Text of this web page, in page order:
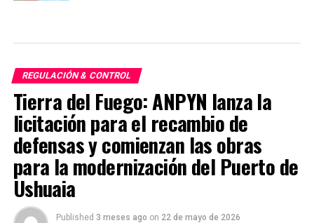
REGULACIÓN & CONTROL
Tierra del Fuego: ANPYN lanza la
licitación para el recambio de
defensas y comienzan las obras
para la modernización del Puerto de
Ushuaia
Published 3 meses ago on 22 de mayo de 2026